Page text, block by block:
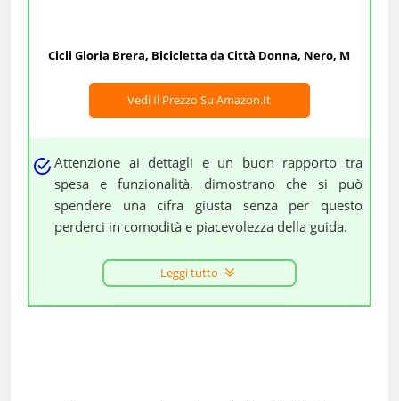
Cicli Gloria Brera, Bicicletta da Città Donna, Nero, M
Vedi Il Prezzo Su Amazon.it
Attenzione ai dettagli e un buon rapporto tra
spesa e funzionalità, dimostrano che si può
spendere una cifra giusta senza per questo
perderci in comodità e piacevolezza della guida.
Leggi tutto